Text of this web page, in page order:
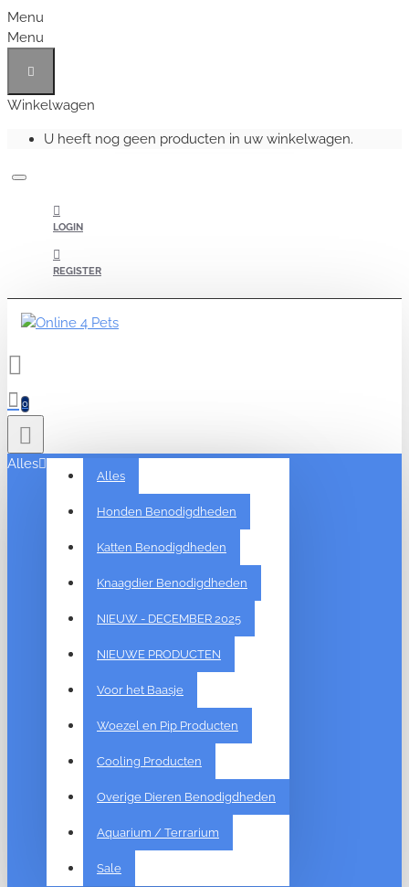
Menu
Menu
Winkelwagen
U heeft nog geen producten in uw winkelwagen.
LOGIN
REGISTER
0
Alles
Alles
Honden Benodigdheden
Katten Benodigdheden
Knaagdier Benodigdheden
NIEUW - DECEMBER 2025
NIEUWE PRODUCTEN
Voor het Baasje
Woezel en Pip Producten
Cooling Producten
Overige Dieren Benodigdheden
Aquarium / Terrarium
Sale